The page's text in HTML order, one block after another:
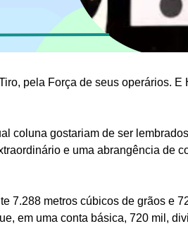
pela Força de seus operários. E
coluna gostariam de ser
e uma abrangência de
7.288 metros cúbicos de grãos e
em uma conta básica, 720 mil,